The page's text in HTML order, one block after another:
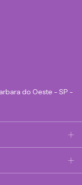
do Oeste - SP -